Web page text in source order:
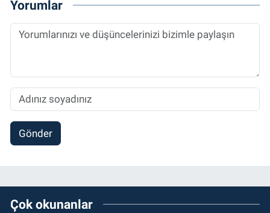
Yorumlar
Gönder
Çok okunanlar